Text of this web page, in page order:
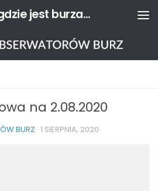
Mapa burzowa - gdzie jest burza? | Sieć Obserwatorów Burz
na 2.08.2020
BURZ · 1 SIERPNIA, 2020